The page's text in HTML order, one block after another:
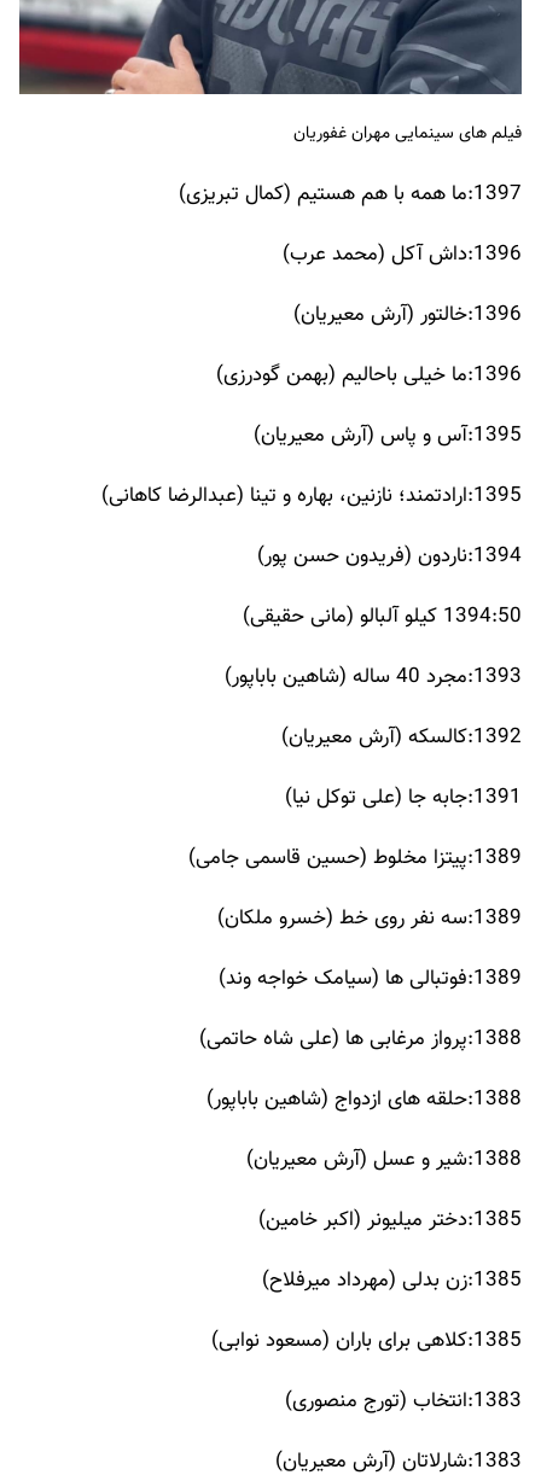
فیلم های سینمایی مهران غفوریان
1397:ما همه با هم هستیم (کمال تبریزی)
1396:داش آکل (محمد عرب)
1396:خالتور (آرش معیریان)
1396:ما خیلی باحالیم (بهمن گودرزی)
1395:آس و پاس (آرش معیریان)
1395:ارادتمند؛ نازنین، بهاره و تینا (عبدالرضا کاهانی)
1394:ناردون (فریدون حسن پور)
1394:50 کیلو آلبالو (مانی حقیقی)
1393:مجرد 40 ساله (شاهین باباپور)
1392:کالسکه (آرش معیریان)
1391:جابه جا (علی توکل نیا)
1389:پیتزا مخلوط (حسین قاسمی جامی)
1389:سه نفر روی خط (خسرو ملکان)
1389:فوتبالی ها (سیامک خواجه وند)
1388:پرواز مرغابی ها (علی شاه حاتمی)
1388:حلقه های ازدواج (شاهین باباپور)
1388:شیر و عسل (آرش معیریان)
1385:دختر میلیونر (اکبر خامین)
1385:زن بدلی (مهرداد میرفلاح)
1385:کلاهی برای باران (مسعود نوابی)
1383:انتخاب (تورج منصوری)
1383:شارلاتان (آرش معیریان)